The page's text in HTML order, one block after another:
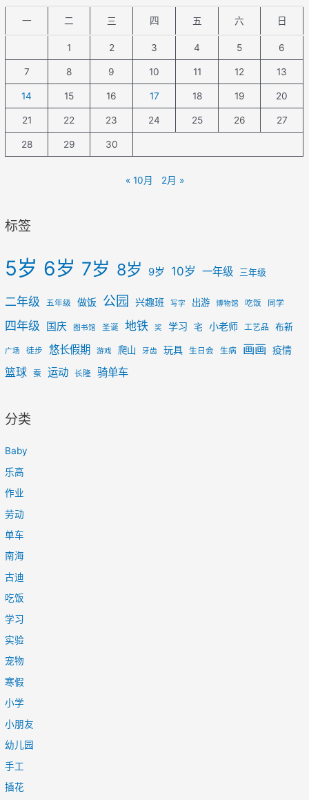
一 二 三 四 五 六 日
1 2 3 4 5 6
7 8 9 10 11 12 13
14 15 16 17 18 19 20
21 22 23 24 25 26 27
28 29 30
« 10月 2月 »
标签
5岁 6岁 7岁 8岁 9岁 10岁 一年级 三年级
二年级 五年级 做饭 公园 兴趣班 写字 出游 博物馆 吃饭 同学
四年级 国庆 图书馆 圣诞 地铁 奖 学习 宅 小老师 工艺品 布新
广场 徒步 悠长假期 游戏 爬山 牙齿 玩具 生日会 生病 画画 疫情
篮球 蚕 运动 长隆 骑单车
分类
Baby
乐高
作业
劳动
单车
南海
古迪
吃饭
学习
实验
宠物
寒假
小学
小朋友
幼儿园
手工
插花